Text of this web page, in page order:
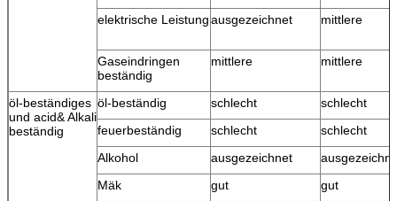
elektrische Leistungausgezeichnet mittlere
Gaseindringen
beständig
mittlere mittlere
öl-beständiges
und acid& Alkali
beständig
öl-beständig schlecht
schlecht
feuerbeständig
schlecht
schlecht
Alkohol
ausgezeichnet
Mäk
gut
gut